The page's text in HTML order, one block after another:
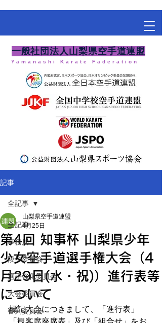
​一般社団法人山梨県空手道連盟
Yamanashi Karate Faderation
記事
全記事
事務局
段位委員会
選手強化委員会
大会委員会
審判委員会
全記事
第4回 知事杯 山梨県少年
少女空手道選手権大会（4
月29日(水・祝)）進行表等
について
山梨県空手道連盟
4月25日
標記大会につきまして、「進行表」
「観客席座席表」及び「組合せ」をお